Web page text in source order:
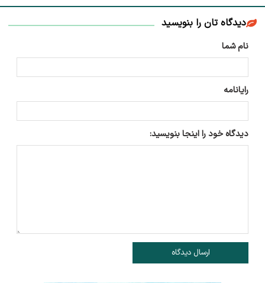
دیدگاه تان را بنویسید
نام شما
رایانامه
دیدگاه خود را اینجا بنویسید:
ارسال دیدگاه